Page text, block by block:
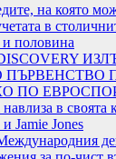
на която
в
и половина
ПЪРВЕНСТВО
ПО
в своята
Jamie Jones